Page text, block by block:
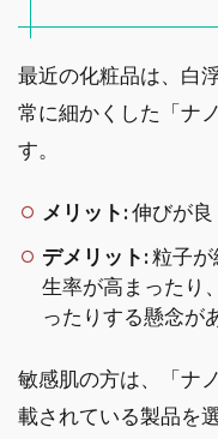
最近の化粧品は、白
常に細かくした「ナ
す。
メリット:伸びが良
デメリット:粒子
生率が高まったり
ったりする懸念が
敏感肌の方は、「ナ
載されている製品を